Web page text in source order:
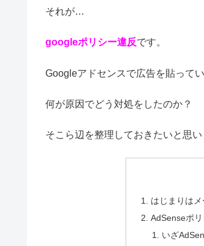
それが…
googleポリシー違反です。
Googleアドセンスで広告を貼って
何が原因でどう対処をしたのか？
そこら辺を整理しておきたいと思い
はじまりは
AdSenseポ
いざ